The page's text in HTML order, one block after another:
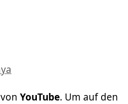
YouTube. Um auf den